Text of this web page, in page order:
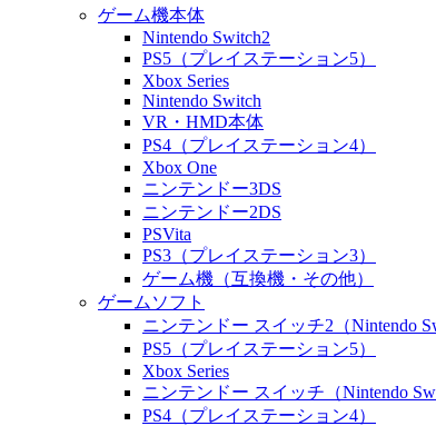
ゲーム機本体
Nintendo Switch2
PS5（プレイステーション5）
Xbox Series
Nintendo Switch
VR・HMD本体
PS4（プレイステーション4）
Xbox One
ニンテンドー3DS
ニンテンドー2DS
PSVita
PS3（プレイステーション3）
ゲーム機（互換機・その他）
ゲームソフト
ニンテンドー スイッチ2（Nintendo
PS5（プレイステーション5）
Xbox Series
ニンテンドー スイッチ（Nintendo
PS4（プレイステーション4）